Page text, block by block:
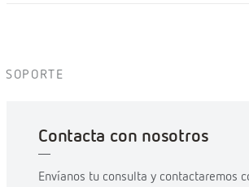
SOPORTE
Contacta con nosotros
Envíanos tu consulta y contactaremos